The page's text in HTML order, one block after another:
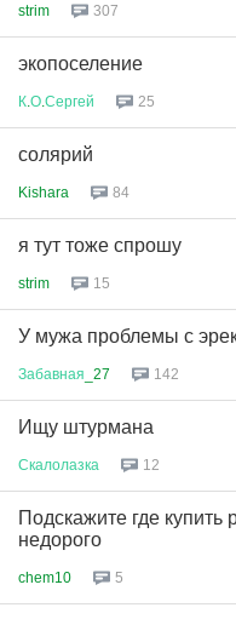
strim 307
экопоселение
К О Сергей 25
солярий
Kishara 84
я тут тоже спрошу
strim 15
У мужа проблемы с
Забавная _27 142
Ищу штурмана
Скалолазка 12
Подскажите где купить
недорого
chem10 5